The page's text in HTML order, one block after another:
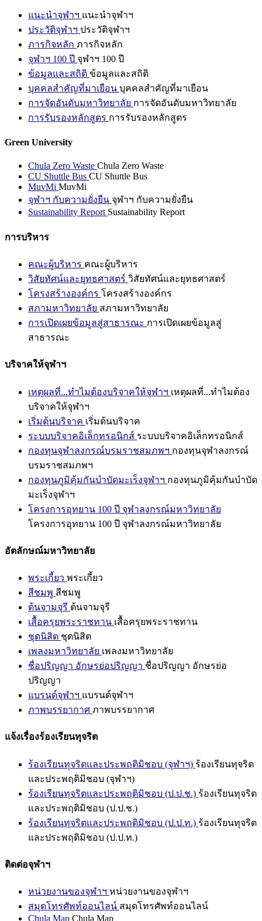
แนะนำจุฬาฯ แนะนำจุฬาฯ
ประวัติจุฬาฯ ประวัติจุฬาฯ
ภารกิจหลัก ภารกิจหลัก
จุฬาฯ 100 ปี จุฬาฯ 100 ปี
ข้อมูลและสถิติ ข้อมูลและสถิติ
บุคคลสำคัญที่มาเยือน บุคคลสำคัญที่มาเยือน
การจัดอันดับมหาวิทยาลัย การจัดอันดับมหาวิทยาลัย
การรับรองหลักสูตร การรับรองหลักสูตร
Green University
Chula Zero Waste Chula Zero Waste
CU Shuttle Bus CU Shuttle Bus
MuvMi MuvMi
จุฬาฯ กับความยั่งยืน จุฬาฯ กับความยั่งยืน
Sustainability Report Sustainability Report
การบริหาร
คณะผู้บริหาร คณะผู้บริหาร
วิสัยทัศน์และยุทธศาสตร์ วิสัยทัศน์และยุทธศาสตร์
โครงสร้างองค์กร โครงสร้างองค์กร
สภามหาวิทยาลัย สภามหาวิทยาลัย
การเปิดเผยข้อมูลสู่สาธารณะ การเปิดเผยข้อมูลสู่
สาธารณะ
บริจาคให้จุฬาฯ
เหตุผลที่...ทำไมต้องบริจาคให้จุฬาฯ เหตุผลที่...ทำไมต้อง
บริจาคให้จุฬาฯ
เริ่มต้นบริจาค เริ่มต้นบริจาค
ระบบบริจาคอิเล็กทรอนิกส์ ระบบบริจาคอิเล็กทรอนิกส์
กองทุนจุฬาลงกรณ์บรมราชสมภพฯ กองทุนจุฬาลงกรณ์
บรมราชสมภพฯ
กองทุนภูมิคุ้มกันบำบัดมะเร็งจุฬาฯ กองทุนภูมิคุ้มกันบำบัด
มะเร็งจุฬาฯ
โครงการอุทยาน 100 ปี จุฬาลงกรณ์มหาวิทยาลัย
โครงการอุทยาน 100 ปี จุฬาลงกรณ์มหาวิทยาลัย
อัตลักษณ์มหาวิทยาลัย
พระเกี้ยว พระเกี้ยว
สีชมพู สีชมพู
ต้นจามจุรี ต้นจามจุรี
เสื้อครุยพระราชทาน เสื้อครุยพระราชทาน
ชุดนิสิต ชุดนิสิต
เพลงมหาวิทยาลัย เพลงมหาวิทยาลัย
ชื่อปริญญา อักษรย่อปริญญา ชื่อปริญญา อักษรย่อ
ปริญญา
แบรนด์จุฬาฯ แบรนด์จุฬาฯ
ภาพบรรยากาศ ภาพบรรยากาศ
แจ้งเรื่องร้องเรียนทุจริต
ร้องเรียนทุจริตและประพฤติมิชอบ (จุฬาฯ) ร้องเรียนทุจริต
และประพฤติมิชอบ (จุฬาฯ)
ร้องเรียนทุจริตและประพฤติมิชอบ (ป.ป.ช.) ร้องเรียนทุจริต
และประพฤติมิชอบ (ป.ป.ช.)
ร้องเรียนทุจริตและประพฤติมิชอบ (ป.ป.ท.) ร้องเรียนทุจริต
และประพฤติมิชอบ (ป.ป.ท.)
ติดต่อจุฬาฯ
หน่วยงานของจุฬาฯ หน่วยงานของจุฬาฯ
สมุดโทรศัพท์ออนไลน์ สมุดโทรศัพท์ออนไลน์
Chula Map Chula Map